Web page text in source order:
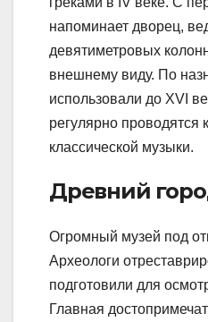
напоминает дворец,
девятиметровых
внешнему виду. По
использовали до XVI
регулярно проводятся
классической музыки.
Древний
Огромный музей под
Археологи
подготовили для
Главная